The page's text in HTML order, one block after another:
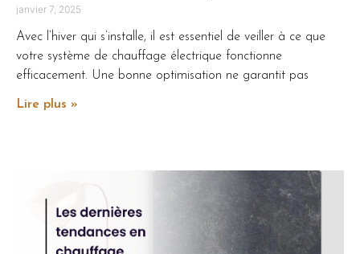
janvier 7, 2025
Avec l’hiver qui s’installe, il est essentiel de veiller à ce que
votre système de chauffage électrique fonctionne
efficacement. Une bonne optimisation ne garantit pas
Lire plus »